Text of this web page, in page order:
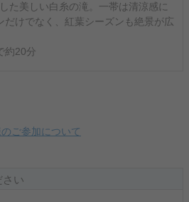
た美しい白糸の滝。一帯は清涼感に
だけでなく、紅葉シーズンも絶景が広
約20分
ご参加について
さい